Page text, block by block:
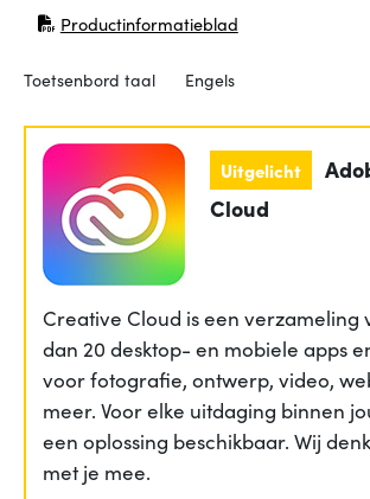
Productinformatieblad
(opent in nieuw venster)
Toetsenbord taal
Engels
Uitgelicht
Cloud
Creative Cloud is een verzameling
dan 20 desktop- en mobiele apps
voor fotografie, ontwerp, video,
meer. Voor elke uitdaging binnen
een oplossing beschikbaar. Wij
met je mee.